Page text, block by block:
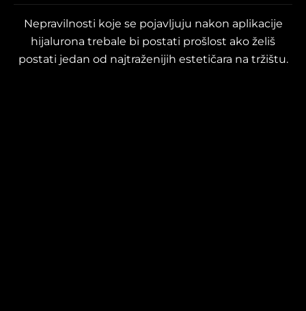
Nepravilnosti koje se pojavljuju nakon aplikacije
hijalurona trebale bi postati prošlost ako želiš
postati jedan od najtraženijih estetičara na tržištu.